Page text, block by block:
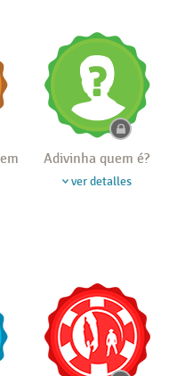
Adivinha quem é?
ver detalles